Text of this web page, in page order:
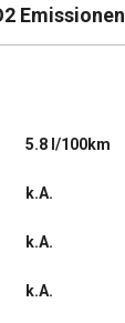
Emissionen
5.8 l/100km
k.A.
k.A.
k.A.